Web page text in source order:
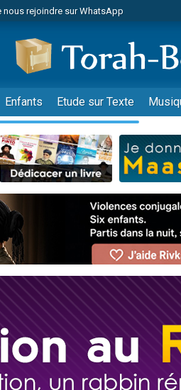
nous rejoindre sur WhatsApp
de faire un don pour 1 Journée de
demander une bénédiction
nous rejoindre sur WhatsApp
étudier en groupe sur Zoom
de faire un don pour Diane, 80 ans,
nous rejoindre sur WhatsApp
nous rejoindre sur WhatsApp
de faire un don pour 5 jours de vacances
Maasser
demander une bénédiction
rejoindre sur WhatsApp
de faire un don pour Sauvez la jambe de
étudier en groupe sur Zoom
dans Torah-Box Music
nous rejoindre sur WhatsApp
Enfants Etude sur Texte